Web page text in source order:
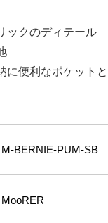
ックのディテール
に便利なポケット
BERNIE-PUM-SB
MooRER